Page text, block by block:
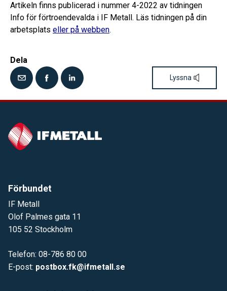
Artikeln finns publicerad i nummer 4-2022 av tidningen
Info för förtroendevalda i IF Metall. Läs tidningen på din
arbetsplats eller på webben.
Dela
Lyssna
Förbundet
IF Metall
Olof Palmes gata 11
105 52 Stockholm
Telefon: 08-786 80 00
E-post: postbox.fk@ifmetall.se